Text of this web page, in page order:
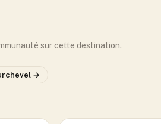
sur cette destination.
→